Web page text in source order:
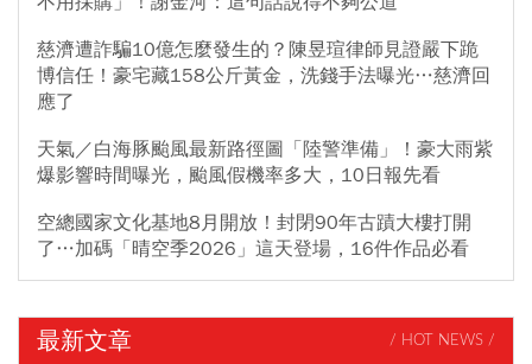
慈濟遭詐騙10億怎麼發生的？陳昱瑄律師見證嚴下跪
博信任！豪宅藏158公斤黃金，洗錢手法曝光…慈濟回
應了
天氣／白海豚颱風最新路徑圖「陸警準備」！豪大雨紫
爆影響時間曝光，颱風假機率多大，10日報先看
空總國家文化基地8月開放！封閉90年古蹟大樓打開
了…加碼「晴空季2026」這天登場，16件作品必看
最新文章 / HOT NEWS /